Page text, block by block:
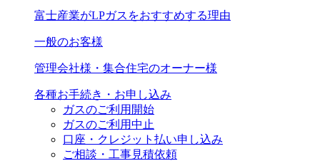
富士産業がLPガスをおすすめする理由
一般のお客様
管理会社様・集合住宅のオーナー様
各種お手続き・お申し込み
ガスのご利用開始
ガスのご利用中止
口座・クレジット払い申し込み
ご相談・工事見積依頼